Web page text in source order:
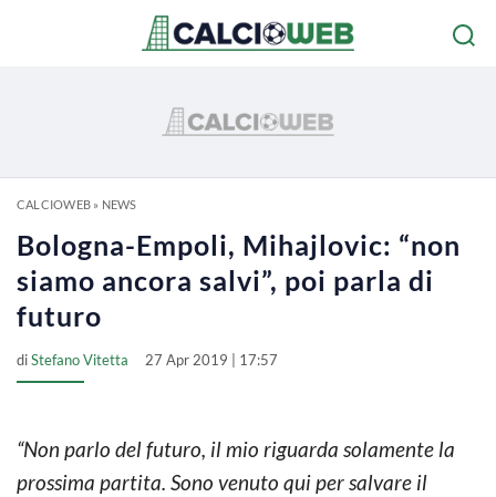
CALCIOWEB» NEWS
Bologna-Empoli, Mihajlovic: “non
siamo ancora salvi”, poi parla di
futuro
diStefano Vitetta 27 Apr 2019 | 17:57
“Non parlo del futuro, il mio riguarda solamente la
prossima partita. Sono venuto qui per salvare il